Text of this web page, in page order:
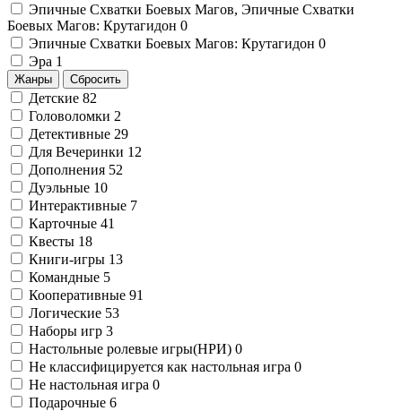
Эпичные Схватки Боевых Магов, Эпичные Схватки
Боевых Магов: Крутагидон 0
Эпичные Схватки Боевых Магов: Крутагидон 0
Эра 1
Жанры Сбросить
Детские 82
Головоломки 2
Детективные 29
Для Вечеринки 12
Дополнения 52
Дуэльные 10
Интерактивные 7
Карточные 41
Квесты 18
Книги-игры 13
Командные 5
Кооперативные 91
Логические 53
Наборы игр 3
Настольные ролевые игры(НРИ) 0
Не классифицируется как настольная игра 0
Не настольная игра 0
Подарочные 6